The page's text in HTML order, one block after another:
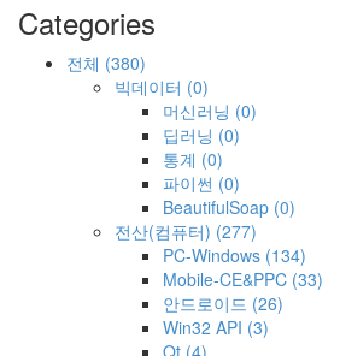
Categories
전체 (380)
빅데이터 (0)
머신러닝 (0)
딥러닝 (0)
통계 (0)
파이썬 (0)
BeautifulSoap (0)
전산(컴퓨터) (277)
PC-Windows (134)
Mobile-CE&PPC (33)
안드로이드 (26)
Win32 API (3)